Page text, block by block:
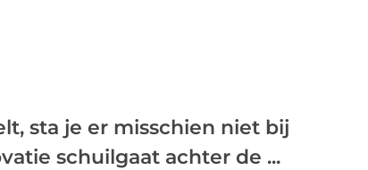
sta je er misschien niet bij
schuilgaat achter de ...